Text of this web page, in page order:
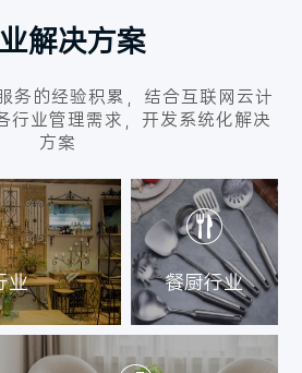
解决方案
务的经验积累，结合互联网云计
行业管理需求，开发系统化解决
方案
业 餐厨行业